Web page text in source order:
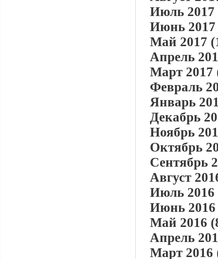
Июль 2017
Июнь 2017
Май 2017
Апрель
Март 2017
Февраль
Январь
Декабрь
Ноябрь
Октябрь
Сентябрь
Август
Июль 2016
Июнь 2016
Май 2016
Апрель
Март 2016